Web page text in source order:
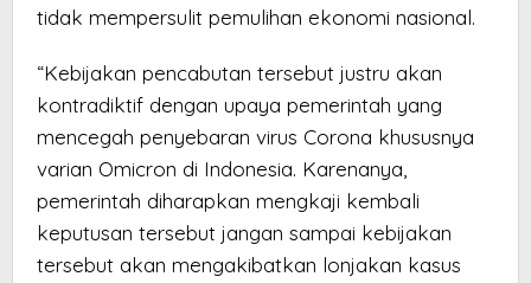
tidak mempersulit pemulihan ekonomi nasional.
“Kebijakan pencabutan tersebut justru akan
kontradiktif dengan upaya pemerintah yang
mencegah penyebaran virus Corona khususnya
varian Omicron di Indonesia. Karenanya,
pemerintah diharapkan mengkaji kembali
keputusan tersebut jangan sampai kebijakan
tersebut akan mengakibatkan lonjakan kasus